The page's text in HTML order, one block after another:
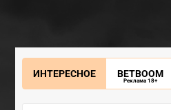
ИНТЕРЕСНОЕ BETBOOM
Реклама 18+